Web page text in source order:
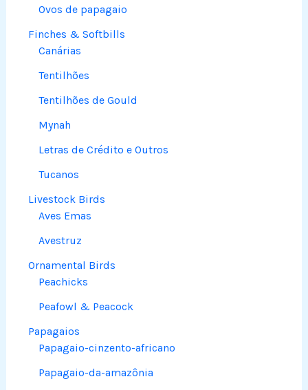
Ovos de papagaio
Finches & Softbills
Canárias
Tentilhões
Tentilhões de Gould
Mynah
Letras de Crédito e Outros
Tucanos
Livestock Birds
Aves Emas
Avestruz
Ornamental Birds
Peachicks
Peafowl & Peacock
Papagaios
Papagaio-cinzento-africano
Papagaio-da-amazônia